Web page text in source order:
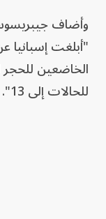
وأضاف
"أبلغت إسبانيا
الخاضعين للحجر
للحالات إلى 13".